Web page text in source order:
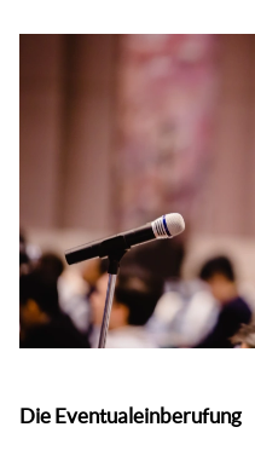
Die Eventualeinberufung